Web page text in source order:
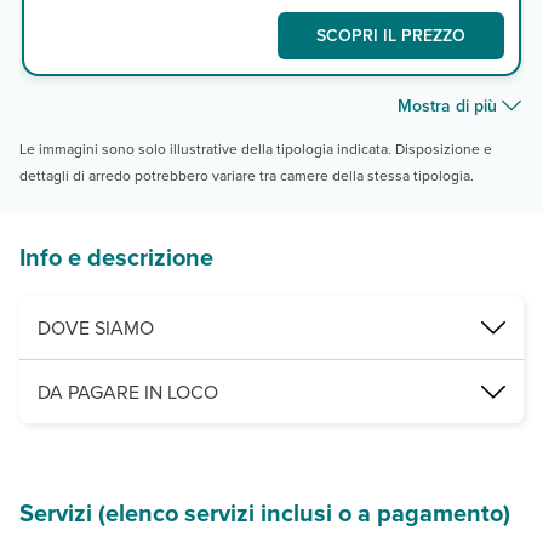
SCOPRI IL PREZZO
Mostra di più
Le immagini sono solo illustrative della tipologia indicata. Disposizione e
dettagli di arredo potrebbero variare tra camere della stessa tipologia.
Info e descrizione
DOVE SIAMO
Cattolica, in centro, a 50 m dal mare, 7 km da Riccione, 15 da
DA PAGARE IN LOCO
Servizi (elenco servizi inclusi o a pagamento)